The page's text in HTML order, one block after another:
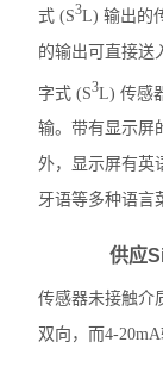
式 (S3L) 输出的
的输出可直接送
字式 (S3L) 传感
输。带有显示屏
外，显示屏有英
牙语等多种语言
供应
传感器未接触介
双向，而4-